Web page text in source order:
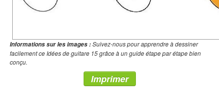
Informations sur les images :Suivez-nous pour apprendre à dessiner
facilement ce Idées de guitare 15 grâce à un guide étape par étape bien
conçu.
Imprimer